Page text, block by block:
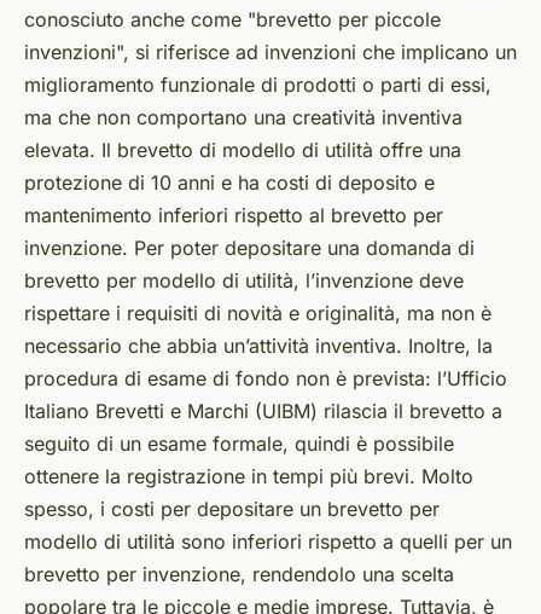
conosciuto anche come "brevetto per piccole
invenzioni", si riferisce ad invenzioni che implicano un
miglioramento funzionale di prodotti o parti di essi,
ma che non comportano una creatività inventiva
elevata. Il brevetto di modello di utilità offre una
protezione di 10 anni e ha costi di deposito e
mantenimento inferiori rispetto al brevetto per
invenzione. Per poter depositare una domanda di
brevetto per modello di utilità, l’invenzione deve
rispettare i requisiti di novità e originalità, ma non è
necessario che abbia un’attività inventiva. Inoltre, la
procedura di esame di fondo non è prevista: l’Ufficio
Italiano Brevetti e Marchi (UIBM) rilascia il brevetto a
seguito di un esame formale, quindi è possibile
ottenere la registrazione in tempi più brevi. Molto
spesso, i costi per depositare un brevetto per
modello di utilità sono inferiori rispetto a quelli per un
brevetto per invenzione, rendendolo una scelta
popolare tra le piccole e medie imprese. Tuttavia, è